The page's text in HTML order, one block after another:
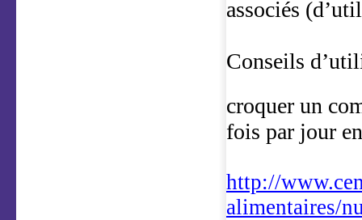
associés
Conseils
croquer un
fois par jour
http://
alimentaires/